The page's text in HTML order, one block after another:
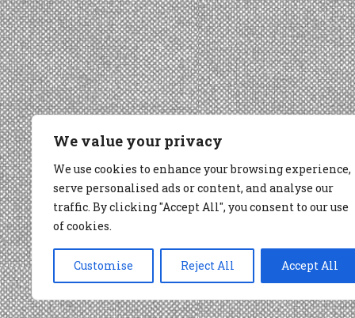
We value your privacy
We use cookies to enhance your browsing experience,
serve personalised ads or content, and analyse our
traffic. By clicking "Accept All", you consent to our use
of cookies.
Customise Reject All Accept All